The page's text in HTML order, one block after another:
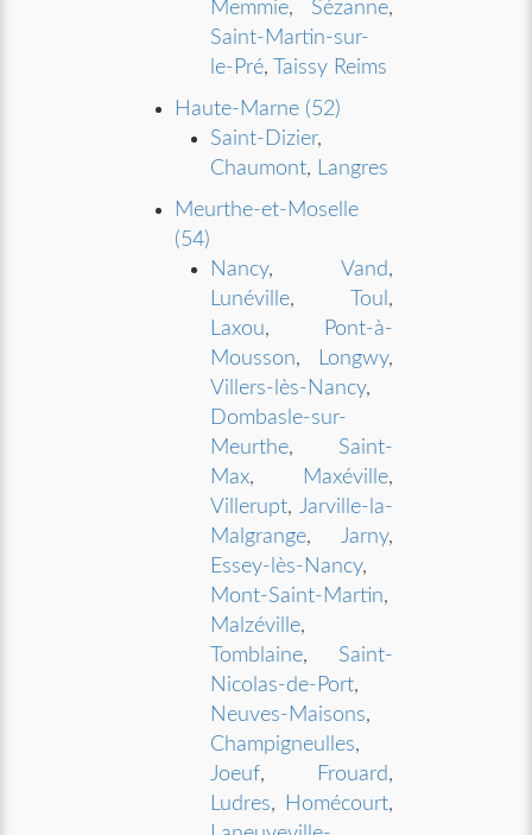
Memmie, Sézanne,
Saint-Martin-sur-
le-Pré,
Taissy Reims
Haute-Marne (52)
Saint-Dizier,
Chaumont, Langres
Meurthe-et-Moselle
(54)
Nancy, Vand,
Lunéville, Toul ,
Laxou,
Pont-à-
Mousson, Longwy,
Villers-lès-Nancy,
Dombasle-sur-
Meurthe, Saint-
Max, Maxéville,
Villerupt, Jarville-la-
Malgrange, Jarny,
Essey-lès-Nancy,
Mont-Saint-Martin,
Malzéville,
Tomblaine, Saint-
Nicolas-de-Port,
Neuves-Maisons,
Champigneulles,
Joeuf, Frouard,
Ludres, Homécourt,